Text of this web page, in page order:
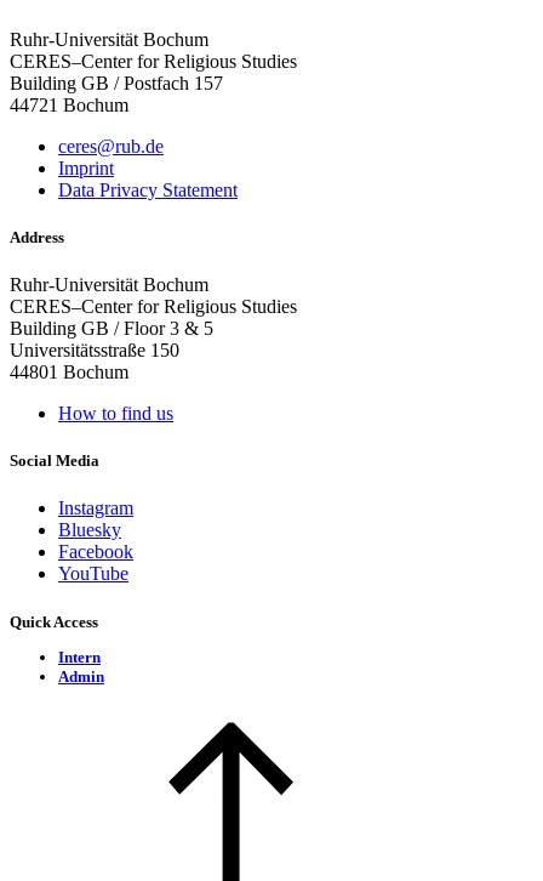
Ruhr-Universität Bochum
CERES–Center for Religious Studies
Building GB / Postfach 157
44721 Bochum
ceres@rub.de
Imprint
Data Privacy Statement
Address
Ruhr-Universität Bochum
CERES–Center for Religious Studies
Building GB / Floor 3 & 5
Universitätsstraße 150
44801 Bochum
How to find us
Social Media
Instagram
Bluesky
Facebook
YouTube
Quick Access
Intern
Admin